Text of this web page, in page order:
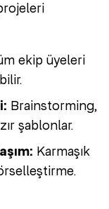
ekip üyeleri
Brainstorming,
şablonlar.
Karmaşık